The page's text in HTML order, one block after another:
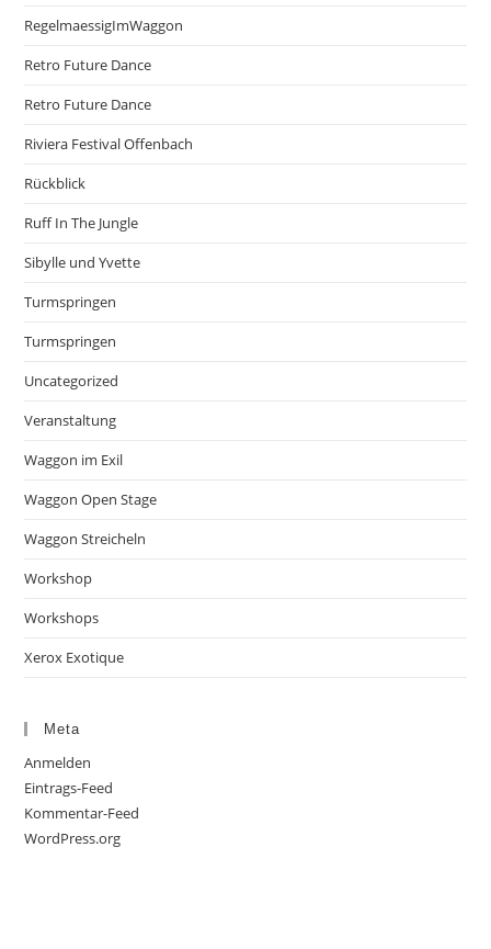
RegelmaessigImWaggon
Retro Future Dance
Retro Future Dance
Riviera Festival Offenbach
Rückblick
Ruff In The Jungle
Sibylle und Yvette
Turmspringen
Turmspringen
Uncategorized
Veranstaltung
Waggon im Exil
Waggon Open Stage
Waggon Streicheln
Workshop
Workshops
Xerox Exotique
Meta
Anmelden
Eintrags-Feed
Kommentar-Feed
WordPress.org